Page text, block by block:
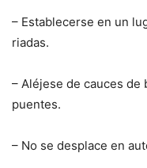
– Establecerse en un
riadas.
– Aléjese de cauces de
puentes.
– No se desplace en